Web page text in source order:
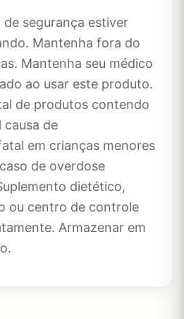
de segurança estiver
Mantenha fora do
Mantenha seu médico
ao usar este produto.
de produtos contendo
de
em crianças menores
de overdose
dietético,
ou centro de controle
Armazenar em